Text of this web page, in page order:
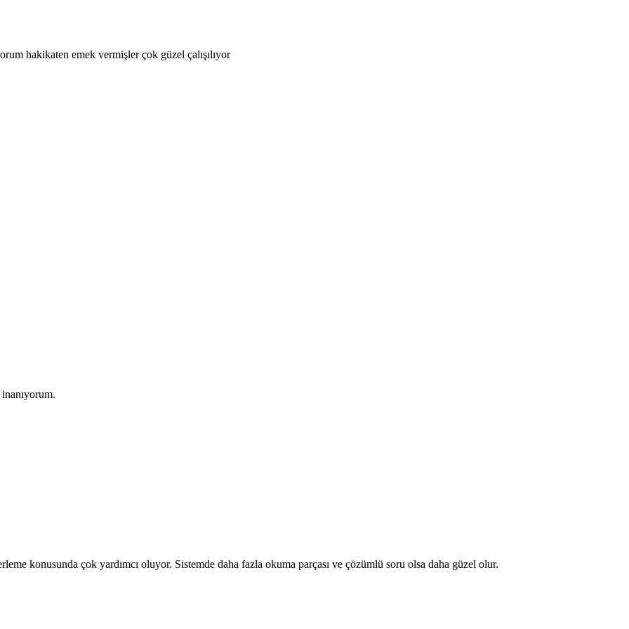
hakikaten emek vermişler çok güzel çalışılıyor
konusunda çok yardımcı oluyor. Sistemde daha fazla okuma parçası ve çözümlü soru olsa daha güzel olur.